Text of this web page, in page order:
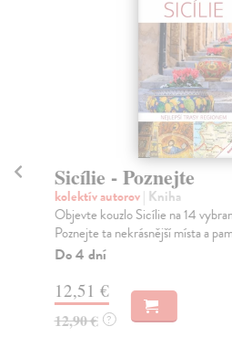
Sicílie - Poznejte
kolektív autorov| Kniha
Objevte kouzlo Sicílie na 14
Poznejte ta nekrásnější místa a
Do 4 dní
12,51 €
12,90 € ?